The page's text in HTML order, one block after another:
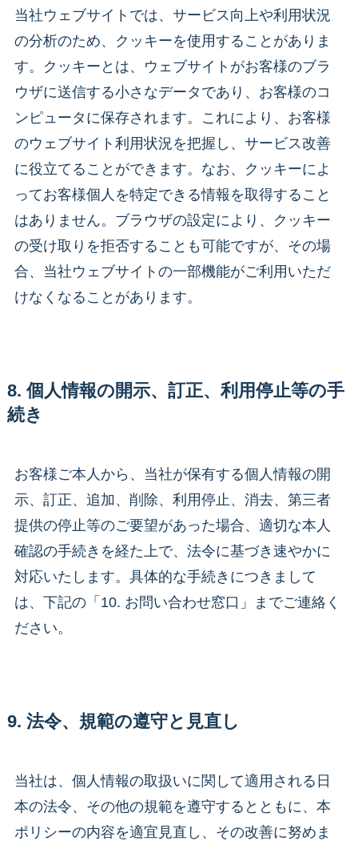
当社ウェブサイトでは、サービス向上や利用状況
の分析のため、クッキーを使用することがありま
す。クッキーとは、ウェブサイトがお客様のブラ
ウザに送信する小さなデータであり、お客様のコ
ンピュータに保存されます。これにより、お客様
のウェブサイト利用状況を把握し、サービス改善
に役立てることができます。なお、クッキーによ
ってお客様個人を特定できる情報を取得すること
はありません。ブラウザの設定により、クッキー
の受け取りを拒否することも可能ですが、その場
合、当社ウェブサイトの一部機能がご利用いただ
けなくなることがあります。
8. 個人情報の開示、訂正、利用停止等の手
続き
お客様ご本人から、当社が保有する個人情報の開
示、訂正、追加、削除、利用停止、消去、第三者
提供の停止等のご要望があった場合、適切な本人
確認の手続きを経た上で、法令に基づき速やかに
対応いたします。具体的な手続きにつきまして
は、下記の「10. お問い合わせ窓口」までご連絡く
ださい。
9. 法令、規範の遵守と見直し
当社は、個人情報の取扱いに関して適用される日
本の法令、その他の規範を遵守するとともに、本
ポリシーの内容を適宜見直し、その改善に努めま